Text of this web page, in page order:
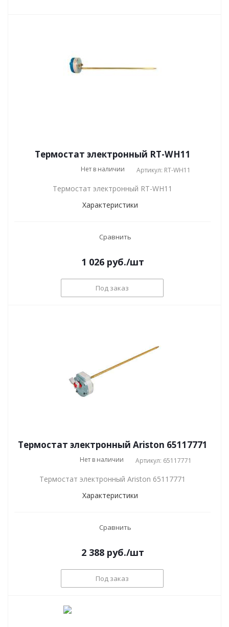
Термостат электронный RT-WH11
Нет в наличии Артикул: RT-WH11
Термостат электронный RT-WH11
Характеристики
Сравнить
1 026 руб./шт
Под заказ
Термостат электронный Ariston 65117771
Нет в наличии Артикул: 65117771
Термостат электронный Ariston 65117771
Характеристики
Сравнить
2 388 руб./шт
Под заказ